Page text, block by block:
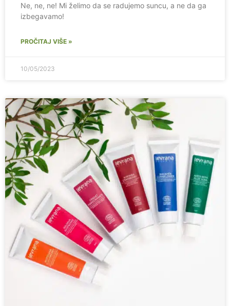
Ne, ne, ne! Mi želimo da se radujemo suncu, a ne da ga
izbegavamo!
PROČITAJ VIŠE »
10/05/2023